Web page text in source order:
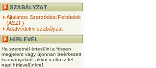
Általános Szerződési Feltételek
(ÁSZF)
Adatvédelmi szabályzat
Ha szeretnél értesülni a frissen
megjelent vagy újonnan beérkezett
kiadványokról, akkor iratkozz fel
napi hírlevelünkre!